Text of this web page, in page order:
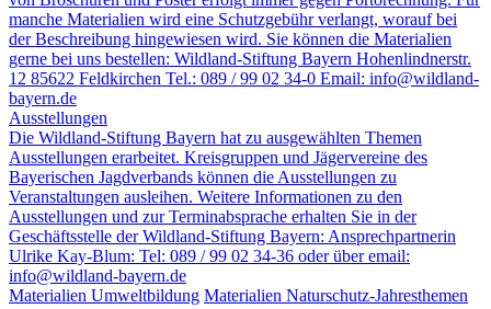
manche Materialien wird eine Schutzgebühr verlangt, worauf bei
der Beschreibung hingewiesen wird. Sie können die Materialien
gerne bei uns bestellen: Wildland-Stiftung Bayern Hohenlindnerstr.
12 85622 Feldkirchen Tel.: 089 / 99 02 34-0 Email: info@wildland-
bayern.de
Ausstellungen
Die Wildland-Stiftung Bayern hat zu ausgewählten Themen
Ausstellungen erarbeitet. Kreisgruppen und Jägervereine des
Bayerischen Jagdverbands können die Ausstellungen zu
Veranstaltungen ausleihen. Weitere Informationen zu den
Ausstellungen und zur Terminabsprache erhalten Sie in der
Geschäftsstelle der Wildland-Stiftung Bayern: Ansprechpartnerin
Ulrike Kay-Blum: Tel: 089 / 99 02 34-36 oder über email:
info@wildland-bayern.de
Materialien Umweltbildung Materialien Naturschutz-Jahresthemen